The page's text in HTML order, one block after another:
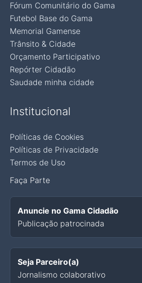
Fórum Comunitário do Gama
Futebol Base do Gama
Memorial Gamense
Trânsito & Cidade
Orçamento Participativo
Repórter Cidadão
Saudade minha cidade
Institucional
Políticas de Cookies
Políticas de Privacidade
Termos de Uso
Faça Parte
Anuncie no Gama Cidadão
Publicação patrocinada
Seja Parceiro(a)
Jornalismo colaborativo